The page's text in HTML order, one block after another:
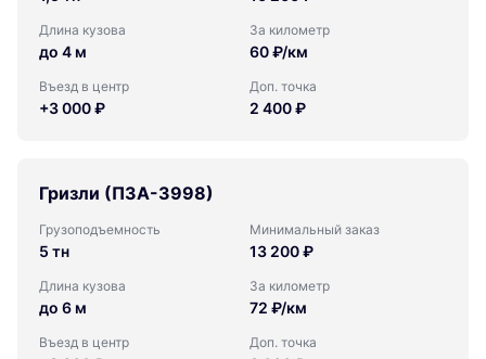
Длина кузова
до 4 м
За километр
60 ₽/км
Въезд в центр
+3 000 ₽
Доп. точка
2 400 ₽
Гризли (ПЗА-3998)
Грузоподъемность
5 тн
Минимальный заказ
13 200 ₽
Длина кузова
до 6 м
За километр
72 ₽/км
Въезд в центр Доп. точка